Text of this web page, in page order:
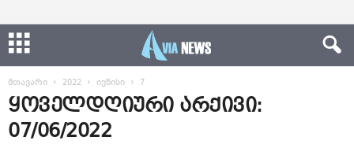
მთავარი 2022 ივნისი 7
ყოველდღიური არქივი:
07/06/2022